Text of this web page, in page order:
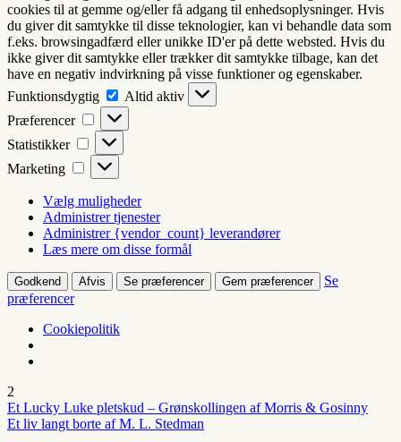
cookies til at gemme og/eller få adgang til enhedsoplysninger. Hvis
du giver dit samtykke til disse teknologier, kan vi behandle data som
f.eks. browsingadfærd eller unikke ID'er på dette websted. Hvis du
ikke giver dit samtykke eller trækker dit samtykke tilbage, kan det
have en negativ indvirkning på visse funktioner og egenskaber.
Funktionsdygtig
Funktionsdygtig
Altid aktiv
Præferencer
Præferencer
Statistikker Statistikker
Marketing Marketing
Vælg muligheder
Administrer tjenester
Administrer {vendor_count} leverandører
Læs mere om disse formål
Godkend Afvis Se præferencer Gem præferencer
Se
præferencer
Cookiepolitik
2
Et Lucky Luke pletskud – Grønskollingen af Morris & Gosinny
Et liv langt borte af M. L. Stedman